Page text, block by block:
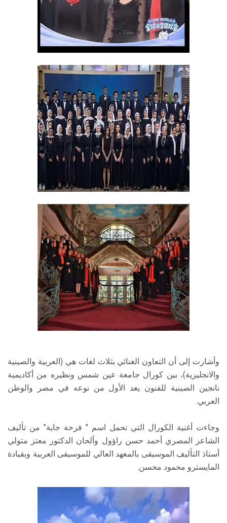
وأشارت إلى أن التعاون الغنائي بثلاث لغات هي (العربية والصينية
والانجليزية)، بين كورال جامعة عين شمس ونظيره من أكاديمية
نانجين الصينية للفنون يعد الأول من نوعه في مصر والوطن
العربي.
وجاءت أغنية الكورال التي تحمل اسم " فرحة جاية" من تأليف
الشاعر المصري أحمد حسن راؤول وألحان الدكتور معتز متولي
أستاذ التأليف الموسيقى بالمعهد العالي للموسيقى العربية وبقيادة
المايسترو محمود محسن.